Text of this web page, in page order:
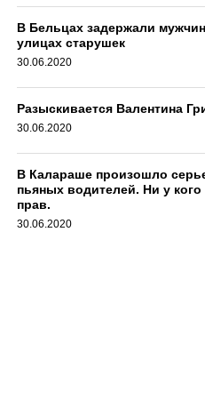
В Бельцах задержали
улицах старушек
30.06.2020
Разыскивается Валентина
30.06.2020
В Калараше произошло
пьяных водителей. Ни у
прав.
30.06.2020